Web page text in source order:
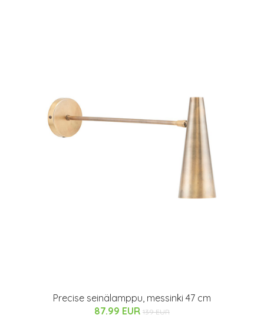
Precise seinälamppu, messinki 47 cm
87.99 EUR 139 EUR